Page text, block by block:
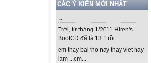
CÁC Ý KIẾN MỚI NHẤT
...
Trời, từ tháng 1/2011 Hiren's
BootCD đã là 13.1 rồi...
em thay bai tho nay thay viet hay
lam ...em...